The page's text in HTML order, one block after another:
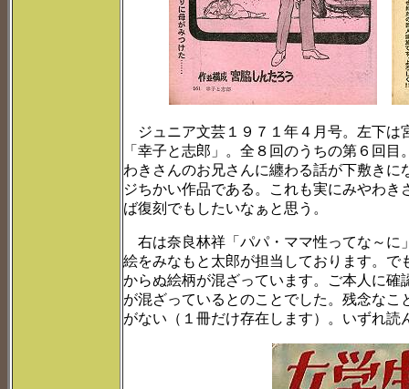
ジュニア文芸１９７１年４月号。左下は
「幸子と志郎」。全８回のうちの第６回
わきさんのお兄さんに纏わる話が下敷き
ジちかい作品である。これも実にみやわ
ば復刻でもしたいなぁと思う。
右は奈良林祥「パパ・ママ性ってな～に
絵をみなもと太郎が担当しております。
からぬ絵柄が混ざっています。ご本人に
が混ざっているとのことでした。残念な
がない（１冊だけ存在します）。いずれ読